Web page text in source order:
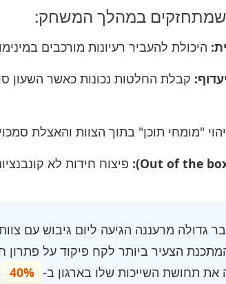
שמתחזקים במהלך המשחק:
היכולת להעביר רעיונות מורכבים
קבלת החלטות נכונות כאשר השעון
"מומחי תוכן" בתוך הצוות והאצלת
פיצוח חידות לא
גדולה מרעננה הגיעה ליום גיבוש עם
הצעיר ביותר לקח פיקוד על פתרון
את תחושת השייכות שלו בארגון ב- 40%